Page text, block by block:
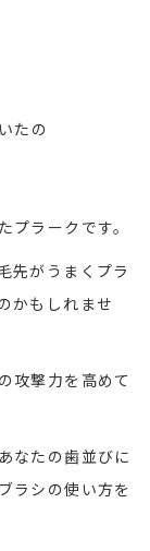
たの
ラークです。
先がうまくプラ
かもしれませ
攻撃力を高めて
なたの歯並びに
ラシの使い方を